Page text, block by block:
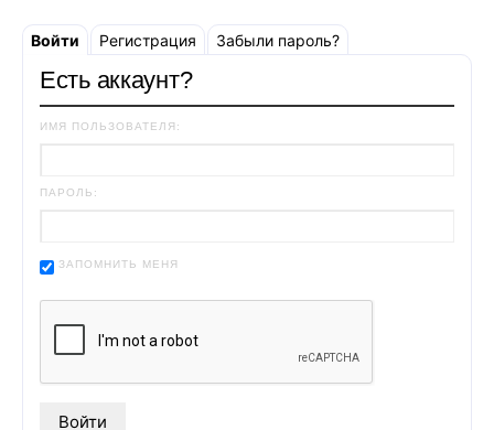
Войти Регистрация Забыли пароль?
Есть аккаунт?
ИМЯ ПОЛЬЗОВАТЕЛЯ:
ПАРОЛЬ:
ЗАПОМНИТЬ МЕНЯ